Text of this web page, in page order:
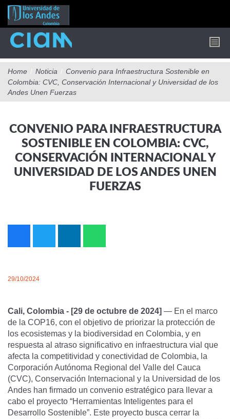
Pasar
contenido
principal
Home / Noticia / Convenio para Infraestructura Sostenible en
Colombia: CVC, Conservación Internacional y Universidad de los
Andes Unen Fuerzas
CONVENIO PARA INFRAESTRUCTURA
SOSTENIBLE EN COLOMBIA: CVC,
CONSERVACIÓN INTERNACIONAL Y
UNIVERSIDAD DE LOS ANDES UNEN
FUERZAS
29/10/2024
Cali, Colombia - [29 de octubre de 2024] — En el marco
de la COP16, con el objetivo de priorizar la protección de
los ecosistemas y la biodiversidad en Colombia, y en
respuesta al atraso significativo en infraestructura vial que
afecta la competitividad y conectividad de Colombia, la
Corporación Autónoma Regional del Valle del Cauca
(CVC), Conservación Internacional y la Universidad de los
Andes han firmado un convenio estratégico para llevar a
cabo el proyecto “Herramientas Inteligentes para el
Desarrollo Sostenible”. Este proyecto busca cerrar la